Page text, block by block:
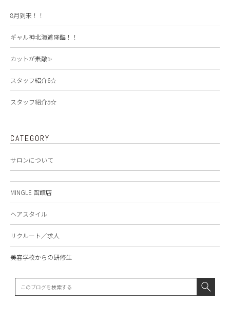
8月到来！！
ギャル神北海道降臨！！
カットが素敵✨
スタッフ紹介6☆
スタッフ紹介5☆
CATEGORY
サロンについて
MINGLE 函館店
ヘアスタイル
リクルート／求人
美容学校からの研修生